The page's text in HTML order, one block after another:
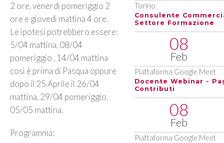
2 ore, venerdì pomeriggio 2
ore e giovedì mattina 4 ore.
Le ipotesi potrebbero essere:
5/04 mattina, 08/04
pomeriggio , 14/04 mattina
così è prima di Pasqua oppure
dopo il 25 Aprile il 26/04
mattina, 29/04 pomeriggio,
05/05 mattina.
Programma:
Torino
Consulente
Settore Formazione
08
Feb
Piattaforma Google Meet
Docente Webinar -
Contributi
08
Feb
Piattaforma Google Meet